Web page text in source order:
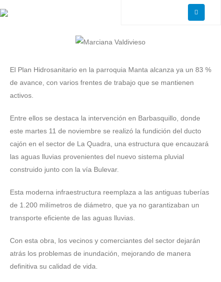
El Plan Hidrosanitario en la parroquia Manta alcanza ya un 83 %
de avance, con varios frentes de trabajo que se mantienen
activos.
Entre ellos se destaca la intervención en Barbasquillo, donde
este martes 11 de noviembre se realizó la fundición del ducto
cajón en el sector de La Quadra, una estructura que encauzará
las aguas lluvias provenientes del nuevo sistema pluvial
construido junto con la vía Bulevar.
Esta moderna infraestructura reemplaza a las antiguas tuberías
de 1.200 milímetros de diámetro, que ya no garantizaban un
transporte eficiente de las aguas lluvias.
Con esta obra, los vecinos y comerciantes del sector dejarán
atrás los problemas de inundación, mejorando de manera
definitiva su calidad de vida.